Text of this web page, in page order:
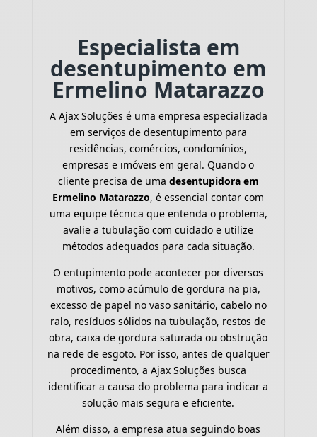
Especialista em
desentupimento em
Ermelino Matarazzo
A Ajax Soluções é uma empresa especializada
em serviços de desentupimento para
residências, comércios, condomínios,
empresas e imóveis em geral. Quando o
cliente precisa de uma desentupidora em
Ermelino Matarazzo, é essencial contar com
uma equipe técnica que entenda o problema,
avalie a tubulação com cuidado e utilize
métodos adequados para cada situação.
O entupimento pode acontecer por diversos
motivos, como acúmulo de gordura na pia,
excesso de papel no vaso sanitário, cabelo no
ralo, resíduos sólidos na tubulação, restos de
obra, caixa de gordura saturada ou obstrução
na rede de esgoto. Por isso, antes de qualquer
procedimento, a Ajax Soluções busca
identificar a causa do problema para indicar a
solução mais segura e eficiente.
Além disso, a empresa atua seguindo boas